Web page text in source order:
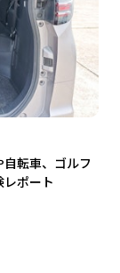
転車、ゴルフ
ポート